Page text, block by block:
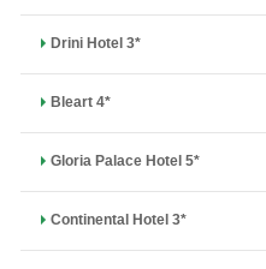
Drini Hotel 3*
Bleart 4*
Gloria Palace Hotel 5*
Continental Hotel 3*